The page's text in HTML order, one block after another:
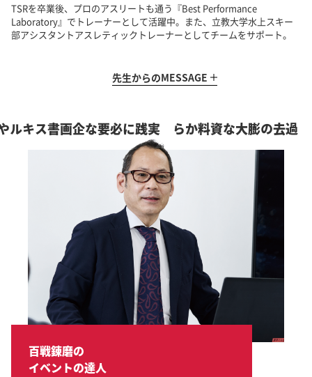
TSRを卒業後、プロのアスリートも通う『Best Performance
Laboratory』でトレーナーとして活躍中。また、立教大学水上スキー
部アシスタントアスレティックトレーナーとしてチームをサポート。
先生からのMESSAGE
過去の膨大な資料から
企画書スキルや
百戦錬磨の
イベントの達人